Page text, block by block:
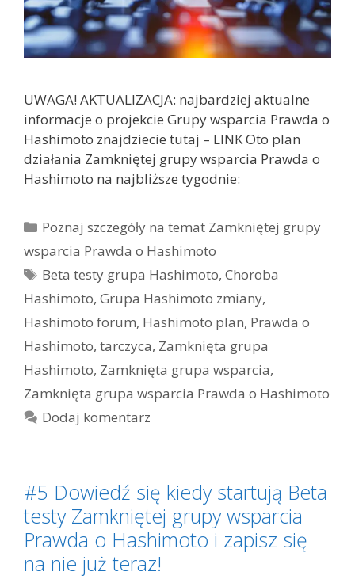
UWAGA! AKTUALIZACJA: najbardziej aktualne
informacje o projekcie Grupy wsparcia Prawda o
Hashimoto znajdziecie tutaj – LINK Oto plan
działania Zamkniętej grupy wsparcia Prawda o
Hashimoto na najbliższe tygodnie:
Kategorie
Poznaj szczegóły na temat Zamkniętej grupy
wsparcia Prawda o Hashimoto
Tagi
Beta testy grupa Hashimoto,Choroba
Hashimoto, Grupa Hashimoto zmiany,
Hashimoto forum, Hashimoto plan, Prawda o
Hashimoto, tarczyca, Zamknięta grupa
Hashimoto, Zamknięta grupa wsparcia,
Zamknięta grupa wsparcia Prawda o Hashimoto
Dodaj komentarz
#5 Dowiedź się kiedy startują Beta
testy Zamkniętej grupy wsparcia
Prawda o Hashimoto i zapisz się
na nie już teraz!